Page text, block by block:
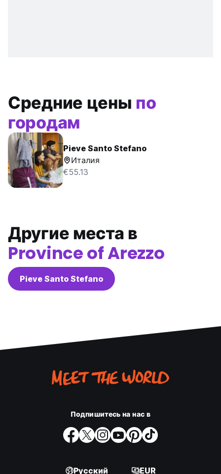
Средние цены по
городам
Pieve Santo Stefano
Италия
€55.13
Другие места в
Province of Arezzo
Pieve Santo Stefano
Подпишитесь на нас в
Русский EUR